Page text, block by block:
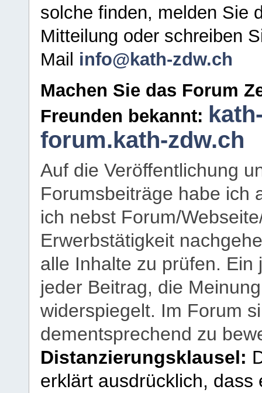
solche finden, melden Sie
Mitteilung oder schreiben
Mail info@kath-zdw.ch
Machen Sie das Forum
Freunden bekannt:
forum.kath-zdw.ch
Auf die Veröffentlichung
Forumsbeiträge habe ich
ich nebst Forum/
Erwerbstätigkeit
alle Inhalte zu prüfen.
jeder Beitrag, die
widerspiegelt. Im Forum
dementsprechend zu
Distanzierungsklausel:
erklärt ausdrücklich,